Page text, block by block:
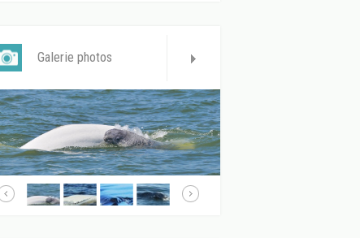
Galerie photos